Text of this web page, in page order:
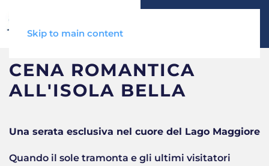
Skip to main content
CENA ROMANTICA
ALL'ISOLA BELLA
Una serata esclusiva nel cuore del Lago Maggiore
Quando il sole tramonta e gli ultimi visitatori